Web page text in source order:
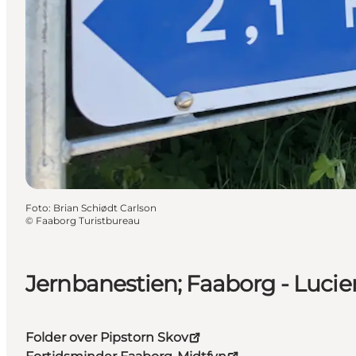
Jernbanestien; Faaborg -
Folder over Pipstorn Skov
Foto: Brian Schiødt Carlson
© Faaborg Turistbureau